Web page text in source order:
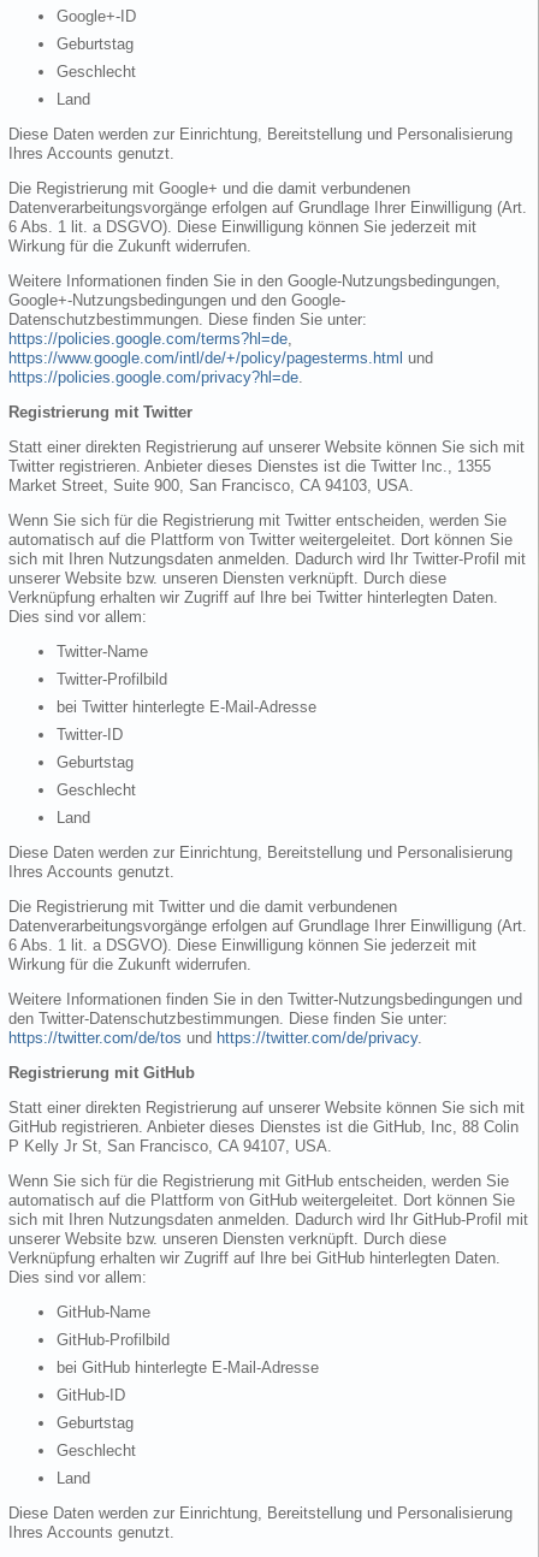
Google+-ID
Geburtstag
Geschlecht
Land
Diese Daten werden zur Einrichtung, Bereitstellung und Personalisierung
Ihres Accounts genutzt.
Die Registrierung mit Google+ und die damit verbundenen
Datenverarbeitungsvorgänge erfolgen auf Grundlage Ihrer Einwilligung (Art.
6 Abs. 1 lit. a DSGVO). Diese Einwilligung können Sie jederzeit mit
Wirkung für die Zukunft widerrufen.
Weitere Informationen finden Sie in den Google-Nutzungsbedingungen,
Google+-Nutzungsbedingungen und den Google-
Datenschutzbestimmungen. Diese finden Sie unter:
https://policies.google.com/terms?hl=de,
https://www.google.com/intl/de/+/policy/pagesterms.html und
https://policies.google.com/privacy?hl=de.
Registrierung mit Twitter
Statt einer direkten Registrierung auf unserer Website können Sie sich mit
Twitter registrieren. Anbieter dieses Dienstes ist die Twitter Inc., 1355
Market Street, Suite 900, San Francisco, CA 94103, USA.
Wenn Sie sich für die Registrierung mit Twitter entscheiden, werden Sie
automatisch auf die Plattform von Twitter weitergeleitet. Dort können Sie
sich mit Ihren Nutzungsdaten anmelden. Dadurch wird Ihr Twitter-Profil mit
unserer Website bzw. unseren Diensten verknüpft. Durch diese
Verknüpfung erhalten wir Zugriff auf Ihre bei Twitter hinterlegten Daten.
Dies sind vor allem:
Twitter-Name
Twitter-Profilbild
bei Twitter hinterlegte E-Mail-Adresse
Twitter-ID
Geburtstag
Geschlecht
Land
Diese Daten werden zur Einrichtung, Bereitstellung und Personalisierung
Ihres Accounts genutzt.
Die Registrierung mit Twitter und die damit verbundenen
Datenverarbeitungsvorgänge erfolgen auf Grundlage Ihrer Einwilligung (Art.
6 Abs. 1 lit. a DSGVO). Diese Einwilligung können Sie jederzeit mit
Wirkung für die Zukunft widerrufen.
Weitere Informationen finden Sie in den Twitter-Nutzungsbedingungen und
den Twitter-Datenschutzbestimmungen. Diese finden Sie unter:
https://twitter.com/de/tos und https://twitter.com/de/privacy.
Registrierung mit GitHub
Statt einer direkten Registrierung auf unserer Website können Sie sich mit
GitHub registrieren. Anbieter dieses Dienstes ist die GitHub, Inc, 88 Colin
P Kelly Jr St, San Francisco, CA 94107, USA.
Wenn Sie sich für die Registrierung mit GitHub entscheiden, werden Sie
automatisch auf die Plattform von GitHub weitergeleitet. Dort können Sie
sich mit Ihren Nutzungsdaten anmelden. Dadurch wird Ihr GitHub-Profil mit
unserer Website bzw. unseren Diensten verknüpft. Durch diese
Verknüpfung erhalten wir Zugriff auf Ihre bei GitHub hinterlegten Daten.
Dies sind vor allem:
GitHub-Name
GitHub-Profilbild
bei GitHub hinterlegte E-Mail-Adresse
GitHub-ID
Geburtstag
Geschlecht
Land
Diese Daten werden zur Einrichtung, Bereitstellung und Personalisierung
Ihres Accounts genutzt.